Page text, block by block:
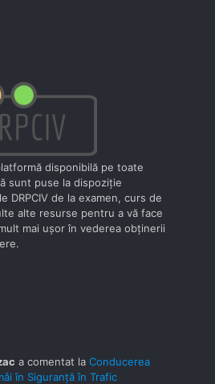
disponibilă pe toate
sunt puse la dispoziţie
DRPCIV de la examen, curs de
alte resurse pentru a vă face
mai uşor în vederea obţinerii
a comentat la Conducerea
în Siguranță în Trafic